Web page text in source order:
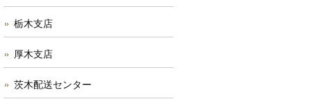
栃木支店
厚木支店
茨木配送センター